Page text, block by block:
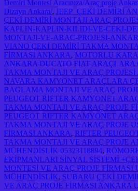
Demiri Montesi Aracınıza/Araç proje
Dizayn Ankara/, JEEP ÇEKİ DEMİRİ
ÇEKİ DEMİRİ MONTAJI ARAÇ
KAPLIN-KAPLIN-KILIDI-VE-CEKI-
MONTAJI-VE-ARAC-PROJESI-
VIANO ÇEKİ DEMİRİ TAKMA
FİRMASI ANKARA, MOTORLU
ANKARA DUCATO FIAT ARAÇLARA
TAKMA MONTAJI VE ARAÇ
NAVARA KAMYONET ARAÇLARA
BAGLAMA MONTAJI VE ARAÇ
PEUGEOT RIFTER KAMYONET
TAKMA MONTAJI VE ARAÇ PROJE
PEUGEOT RIFTER KAMYONET
TAKMA MONTAJI VE ARAÇ PROJE
FİRMASI ANKARA, RIFTER
TAKMA MONTAJI VE ARAÇ PROJE
MÜHENDİSLİK 05323118894,
EKİPMANLARI SİNYAL SİSTEMİ
MONTESİ VE ARAÇ PROJE FİRMASI
MÜHENDİSLİK, SUBARU ÇEKİ
VE ARAÇ PROJE FİRMASI ANKARA